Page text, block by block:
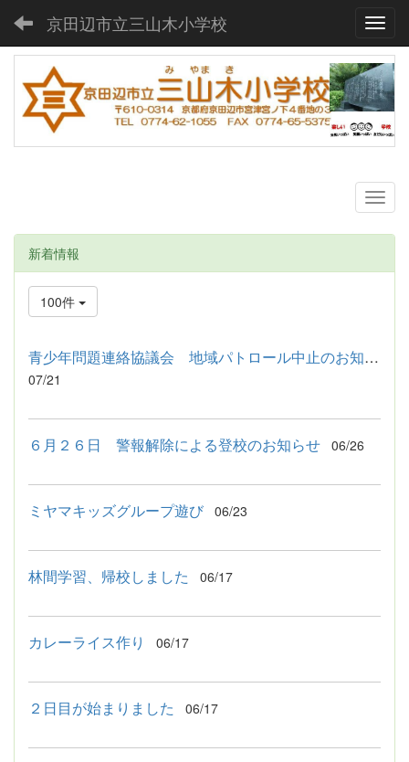
京田辺市立三山木小学校
新着情報
100件
青少年問題連絡協議会 地域パトロール中止のお知らせ
07/21
６月２６日 警報解除による登校のお知らせ 06/26
ミヤマキッズグループ遊び 06/23
林間学習、帰校しました 06/17
カレーライス作り 06/17
２日目が始まりました 06/17